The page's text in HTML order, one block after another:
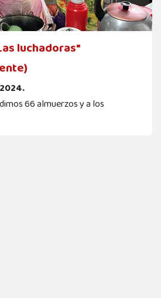
luchadoras"
66 almuerzos y a los